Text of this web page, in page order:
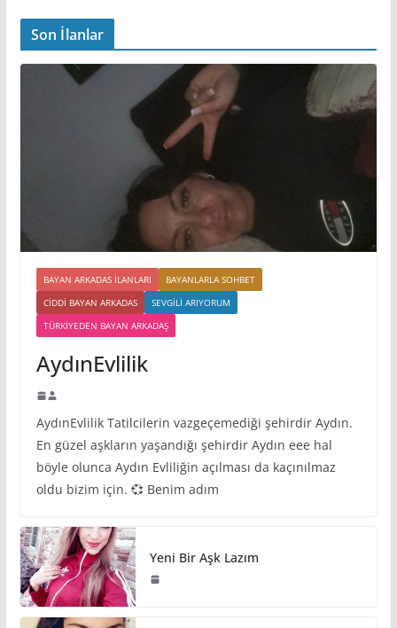
Son İlanlar
BAYAN ARKADAS ILANLARI
BAYANLARLA SOHBET
CIDDI BAYAN ARKADAS
SEVGILI ARIYORUM
TÜRKIYEDEN BAYAN ARKADAŞ
AydınEvlilik
AydınEvlilik Tatilcilerin vazgeçemediği şehirdir Aydın.
En güzel aşkların yaşandığı şehirdir Aydın eee hal
böyle olunca Aydın Evliliğin açılması da kaçınılmaz
oldu bizim için. 💞 Benim adım
Yeni Bir Aşk Lazım